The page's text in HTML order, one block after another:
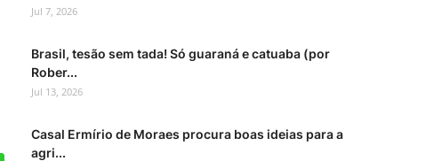
Jul 7, 2026
Brasil, tesão sem tada! Só guaraná e catuaba (por
Rober...
Jul 13, 2026
Casal Ermírio de Moraes procura boas ideias para a
agri...